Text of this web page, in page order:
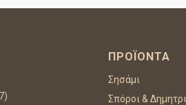
ΠΡΟΪΌΝΤΑ
Σησάμι
Σπόροι &